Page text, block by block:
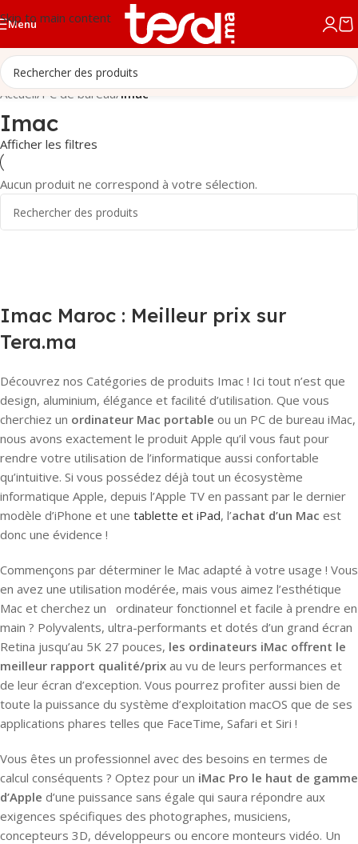
Skip to main content
Menu
Accueil/ PC de bureau/ Imac
Imac
Afficher les filtres
Aucun produit ne correspond à votre sélection.
Imac Maroc : Meilleur prix sur
Tera.ma
Découvrez nos Catégories de produits Imac ! Ici tout n’est que
design, aluminium, élégance et facilité d’utilisation. Que vous
cherchiez un ordinateur Mac portable ou un PC de bureau iMac,
nous avons exactement le produit Apple qu’il vous faut pour
rendre votre utilisation de l’informatique aussi confortable
qu’intuitive. Si vous possédez déjà tout un écosystème
informatique Apple, depuis l’Apple TV en passant par le dernier
modèle d’iPhone et une tablette et iPad, l’achat d’un Mac est
donc une évidence !
Commençons par déterminer le Mac adapté à votre usage ! Vous
en avez une utilisation modérée, mais vous aimez l’esthétique
Mac et cherchez un ordinateur fonctionnel et facile à prendre en
main ? Polyvalents, ultra-performants et dotés d’un grand écran
Retina jusqu’au 5K 27 pouces, les ordinateurs iMac offrent le
meilleur rapport qualité/prix au vu de leurs performances et
de leur écran d’exception. Vous pourrez profiter aussi bien de
toute la puissance du système d’exploitation macOS que de ses
applications phares telles que FaceTime, Safari et Siri !
Vous êtes un professionnel avec des besoins en termes de
calcul conséquents ? Optez pour un iMac Pro le haut de gamme
d’Apple d’une puissance sans égale qui saura répondre aux
exigences spécifiques des photographes, musiciens,
concepteurs 3D, développeurs ou encore monteurs vidéo. Un